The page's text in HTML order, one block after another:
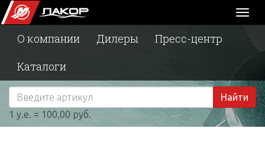
О компании Дилеры
Пресс-центр
Каталоги
Найти
1 у.е. = 100,00 руб.